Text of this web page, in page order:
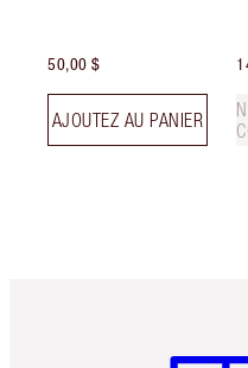
50,00 $
AJOUTEZ AU PANIER